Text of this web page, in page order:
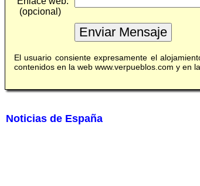
(opcional)
El usuario consiente expresamente el
contenidos en la web www.verpueblos.com y en
Noticias de España